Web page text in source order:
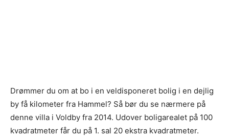
Drømmer du om at bo i en veldisponeret bolig i en dejlig
by få kilometer fra Hammel? Så bør du se nærmere på
denne villa i Voldby fra 2014. Udover boligarealet på 100
kvadratmeter får du på 1. sal 20 ekstra kvadratmeter.